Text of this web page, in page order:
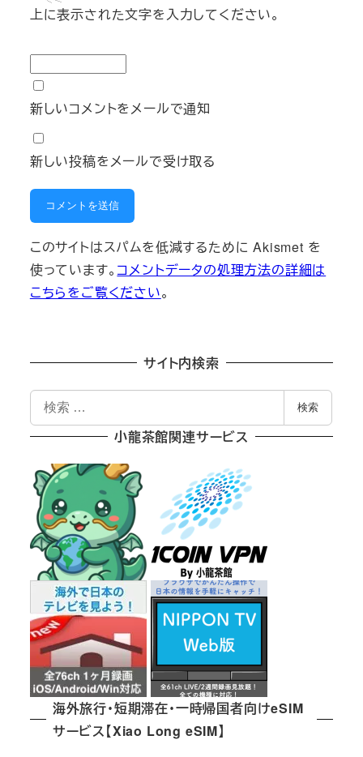
上に表示された文字を入力してください。
新しいコメントをメールで通知
新しい投稿をメールで受け取る
このサイトはスパムを低減するために Akismet を
使っています。 コメントデータの処理方法の詳細は
こちらをご覧ください。
サイト内検索
検
索
検索
小龍茶館関連サービス
海外旅行・短期滞在・一時帰国者向けeSIM
サービス【Xiao Long eSIM】